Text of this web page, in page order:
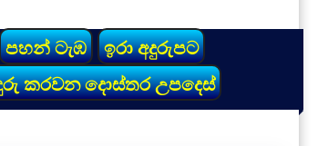
පහන් ටැඹ
ඉරා අදුරුපට
කරවන දොස්තර උපදෙස්